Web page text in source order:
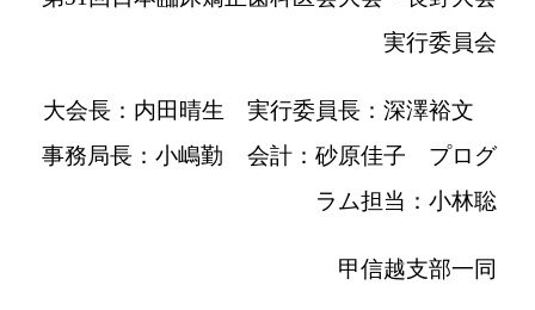
実行委員会
大会長：内田晴生 実行委員長：深澤裕文
事務局長：小嶋勤 会計：砂原佳子 プログ
ラム担当：小林聡
甲信越支部一同